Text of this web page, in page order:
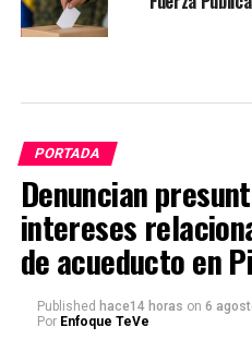
PORTADA
Denuncian
intereses
de acueducto en
Published hace14 horas on 6
Por Enfoque TeVe